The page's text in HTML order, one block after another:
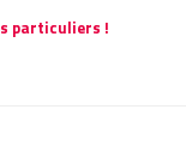
particuliers !